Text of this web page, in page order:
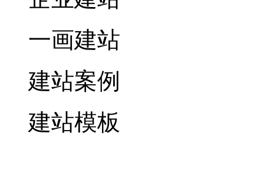
一画建站
建站案例
建站模板